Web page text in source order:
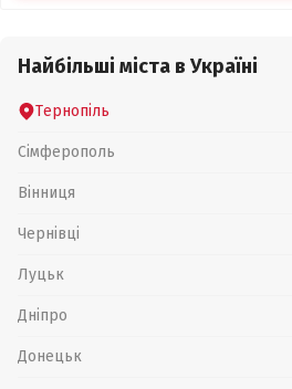
Найбільші міста в Україні
Тернопіль
Сімферополь
Вінниця
Чернівці
Луцьк
Дніпро
Донецьк